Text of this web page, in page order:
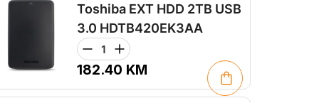
Toshiba EXT HDD 2TB USB
3.0 HDTB420EK3AA
182.40 KM